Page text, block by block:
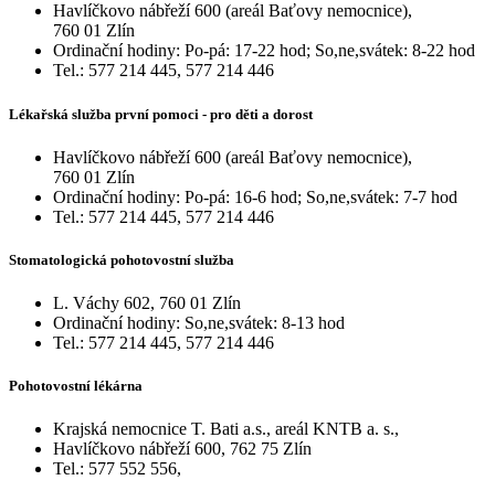
Havlíčkovo nábřeží 600 (areál Baťovy nemocnice),
760 01 Zlín
Ordinační hodiny: Po-pá: 17-22 hod; So,ne,svátek: 8-22 hod
Tel.: 577 214 445, 577 214 446
Lékařská služba první pomoci - pro děti a dorost
Havlíčkovo nábřeží 600 (areál Baťovy nemocnice),
760 01 Zlín
Ordinační hodiny: Po-pá: 16-6 hod; So,ne,svátek: 7-7 hod
Tel.: 577 214 445, 577 214 446
Stomatologická pohotovostní služba
L. Váchy 602, 760 01 Zlín
Ordinační hodiny: So,ne,svátek: 8-13 hod
Tel.: 577 214 445, 577 214 446
Pohotovostní lékárna
Krajská nemocnice T. Bati a.s., areál KNTB a. s.,
Havlíčkovo nábřeží 600, 762 75 Zlín
Tel.: 577 552 556,